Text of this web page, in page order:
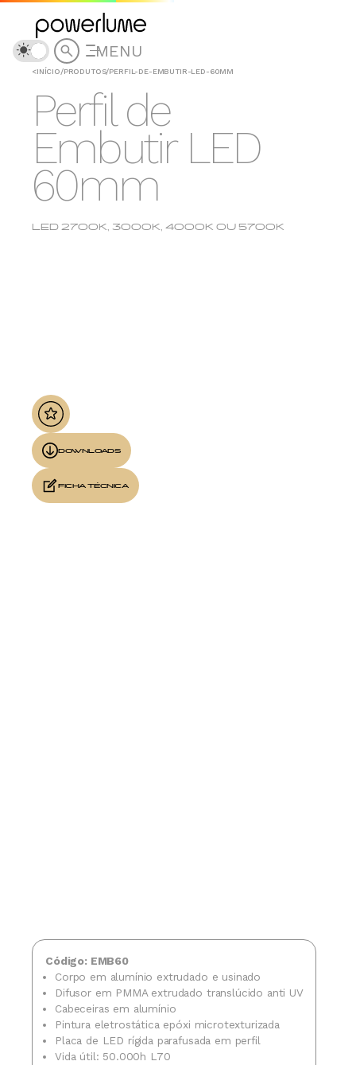
MENU
<INÍCIO/PRODUTOS/PERFIL-DE-EMBUTIR-LED-60MM
Perfil de
Embutir LED
60mm
LED 2700K, 3000K, 4000K OU 5700K
DOWNLOADS
FICHA TÉCNICA
Código: EMB60
Corpo em alumínio extrudado e usinado
Difusor em PMMA extrudado translúcido anti UV
Cabeceiras em alumínio
Pintura eletrostática epóxi microtexturizada
Placa de LED rígida parafusada em perfil
Vida útil: 50.000h L70